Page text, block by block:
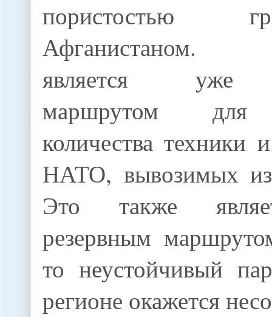
пористостью
Афганистаном.
является уже
маршрутом для
количества техники
НАТО, вывозимых из
Это также
резервным
то неустойчивый
регионе окажется